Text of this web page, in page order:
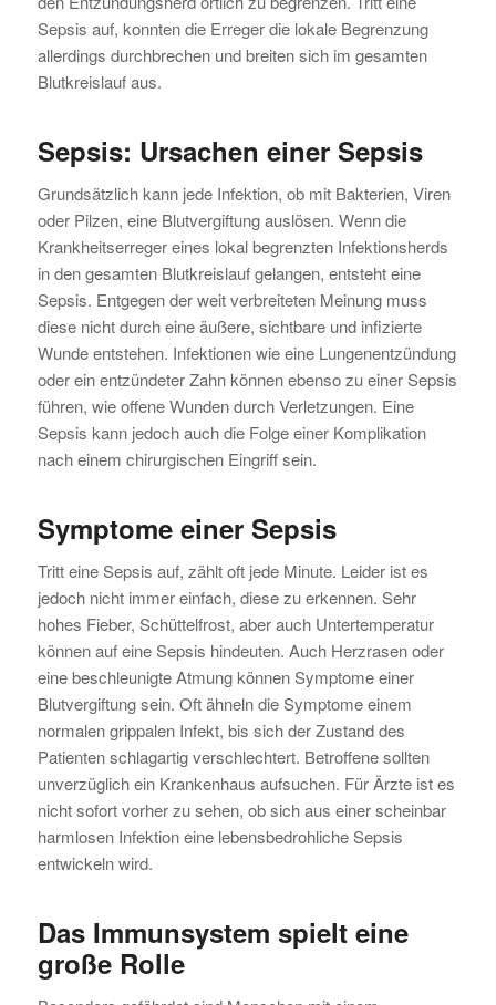
Sepsis auf, konnten die Erreger die lokale Begrenzung
allerdings durchbrechen und breiten sich im gesamten
Blutkreislauf aus.
Sepsis: Ursachen einer Sepsis
Grundsätzlich kann jede Infektion, ob mit Bakterien, Viren
oder Pilzen, eine Blutvergiftung auslösen. Wenn die
Krankheitserreger eines lokal begrenzten Infektionsherds
in den gesamten Blutkreislauf gelangen, entsteht eine
Sepsis. Entgegen der weit verbreiteten Meinung muss
diese nicht durch eine äußere, sichtbare und infizierte
Wunde entstehen. Infektionen wie eine Lungenentzündung
oder ein entzündeter Zahn können ebenso zu einer Sepsis
führen, wie offene Wunden durch Verletzungen. Eine
Sepsis kann jedoch auch die Folge einer Komplikation
nach einem chirurgischen Eingriff sein.
Symptome einer Sepsis
Tritt eine Sepsis auf, zählt oft jede Minute. Leider ist es
jedoch nicht immer einfach, diese zu erkennen. Sehr
hohes Fieber, Schüttelfrost, aber auch Untertemperatur
können auf eine Sepsis hindeuten. Auch Herzrasen oder
eine beschleunigte Atmung können Symptome einer
Blutvergiftung sein. Oft ähneln die Symptome einem
normalen grippalen Infekt, bis sich der Zustand des
Patienten schlagartig verschlechtert. Betroffene sollten
unverzüglich ein Krankenhaus aufsuchen. Für Ärzte ist es
nicht sofort vorher zu sehen, ob sich aus einer scheinbar
harmlosen Infektion eine lebensbedrohliche Sepsis
entwickeln wird.
Das Immunsystem spielt eine
große Rolle